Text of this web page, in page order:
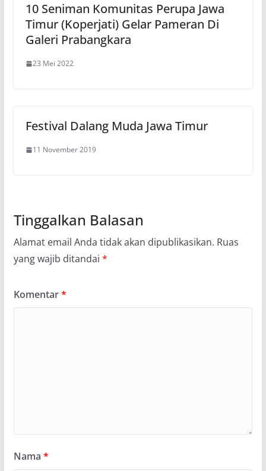
10 Seniman Komunitas Perupa Jawa
Timur (Koperjati) Gelar Pameran Di
Galeri Prabangkara
23 Mei 2022
Festival Dalang Muda Jawa Timur
11 November 2019
Tinggalkan Balasan
Alamat email Anda tidak akan dipublikasikan. Ruas
yang wajib ditandai *
Komentar*
Nama *